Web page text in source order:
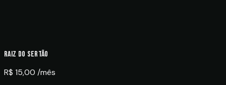
Raiz do Sertão
R$ 15,00 /mês